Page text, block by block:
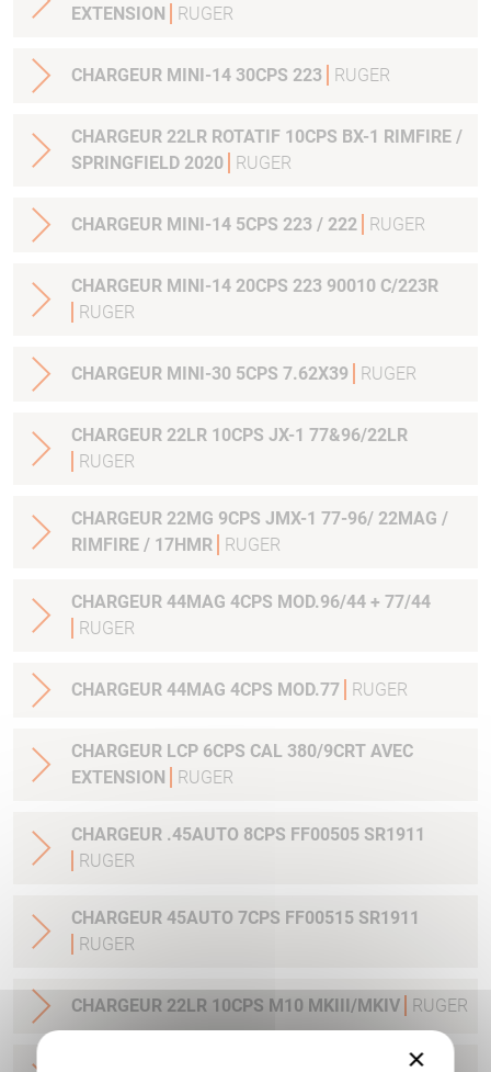
EXTENSION
RUGER
CHARGEUR MINI-14 30CPS 223 RUGER
CHARGEUR 22LR ROTATIF 10CPS BX-1 RIMFIRE /
SPRINGFIELD 2020
RUGER
CHARGEUR MINI-14 5CPS 223 / 222 RUGER
CHARGEUR MINI-14 20CPS 223 90010 C/223R
RUGER
CHARGEUR MINI-30 5CPS 7.62X39 RUGER
CHARGEUR 22LR 10CPS JX-1 77&96/22LR
RUGER
CHARGEUR 22MG 9CPS JMX-1 77-96/ 22MAG /
RIMFIRE / 17HMR
RUGER
CHARGEUR 44MAG 4CPS MOD.96/44 + 77/44
RUGER
CHARGEUR 44MAG 4CPS MOD.77 RUGER
CHARGEUR LCP 6CPS CAL 380/9CRT AVEC
EXTENSION
RUGER
CHARGEUR .45AUTO 8CPS FF00505 SR1911
RUGER
CHARGEUR 45AUTO 7CPS FF00515 SR1911
RUGER
CHARGEUR 22LR 10CPS M10 MKIII/MKIV RUGER
CHARGEUR 45 AUTO 10CPS AMERICAN PISTOL
×